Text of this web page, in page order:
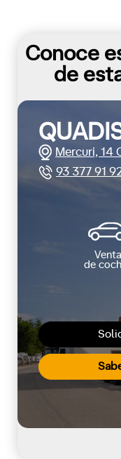
Conoce
de
Mercuri, 14
93 377 91
Venta
de